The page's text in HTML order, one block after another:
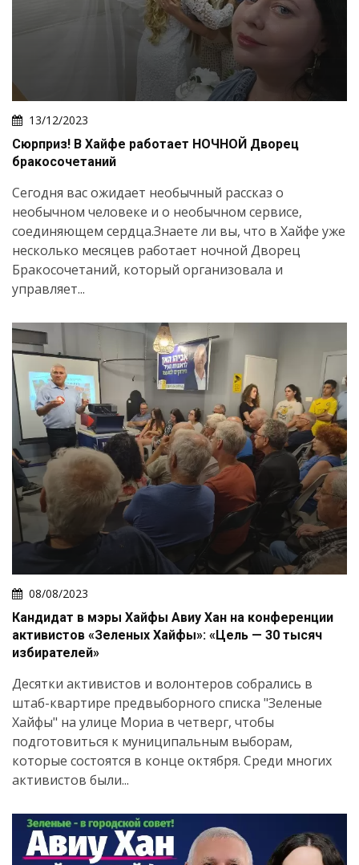
13/12/2023
Сюрприз! В Хайфе работает НОЧНОЙ Дворец
бракосочетаний
Сегодня вас ожидает необычный рассказ о
необычном человеке и о необычном сервисе,
соединяющем сердца.Знаете ли вы, что в Хайфе уже
несколько месяцев работает ночной Дворец
Бракосочетаний, который организовала и
управляет...
08/08/2023
Кандидат в мэры Хайфы Авиу Хан на конференции
активистов «Зеленых Хайфы»: «Цель — 30 тысяч
избирателей»
Десятки активистов и волонтеров собрались в
штаб-квартире предвыборного списка "Зеленые
Хайфы" на улице Мориа в четверг, чтобы
подготовиться к муниципальным выборам,
которые состоятся в конце октября. Среди многих
активистов были...